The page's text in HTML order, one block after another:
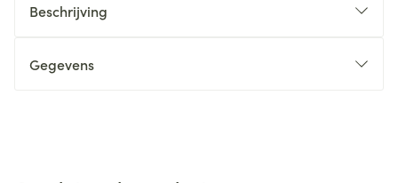
Beschrijving
Gegevens